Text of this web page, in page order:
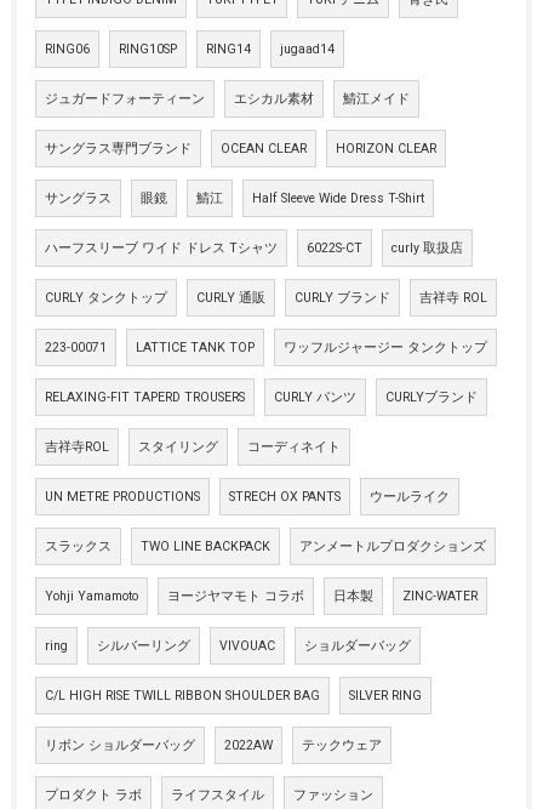
RING06 RING10SP RING14 jugaad14
ジュガードフォーティーン エシカル素材 鯖江メイド
サングラス専門ブランド OCEAN CLEAR HORIZON CLEAR
サングラス 眼鏡 鯖江 Half Sleeve Wide Dress T-Shirt
ハーフスリーブ ワイド ドレス Tシャツ 6022S-CT curly 取扱店
CURLY タンクトップ CURLY 通販 CURLY ブランド 吉祥寺 ROL
223-00071 LATTICE TANK TOP ワッフルジャージー タンクトップ
RELAXING-FIT TAPERD TROUSERS CURLY パンツ CURLYブランド
吉祥寺ROL スタイリング コーディネイト
UN METRE PRODUCTIONS STRECH OX PANTS ウールライク
スラックス TWO LINE BACKPACK アンメートルプロダクションズ
Yohji Yamamoto ヨージヤマモト コラボ 日本製 ZINC-WATER
ring シルバーリング VIVOUAC ショルダーバッグ
C/L HIGH RISE TWILL RIBBON SHOULDER BAG SILVER RING
リボン ショルダーバッグ 2022AW テックウェア
プロダクト ラボ ライフスタイル ファッション